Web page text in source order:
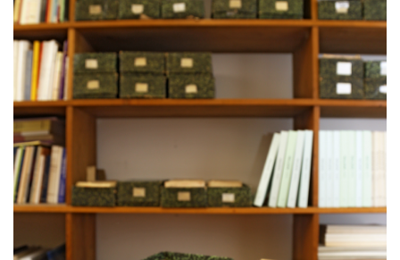
O projektu